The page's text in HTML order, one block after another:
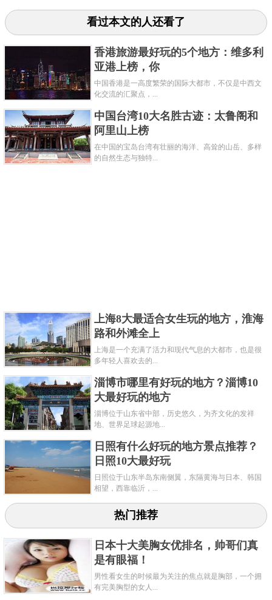
七月份的黄果树瀑布最为壮观，瀑布流量大，是7月国
内旅游最佳去处之一。在全国普遍高温的情况下，此
时的黄果树瀑布风景优美，壮观，天气凉爽，体会到
大自然的馈赠，使人神清气爽。
关键字：景点
共3页: 上一页
看过本文的人还看了
香港旅游最好玩的5个地方：维多利
亚港上榜，你
中国香港是一高度繁荣的国际大都市，不仅是中西文
化交流的汇聚点，...
中国台湾10大名胜古迹：太鲁阁和
阿里山上榜
在中国的宝岛台湾有壮丽的海洋、高耸的山岳、多样
的自然生态与独特...
上海8大最适合女生玩的地方，淮海
路和外滩全上
上海是一个充满了活力和现代气息的大都市，也是很
多年轻人喜欢去的...
淄博市哪里有好玩的地方？淄博10
大最好玩的地方
淄博位于山东省中部，历史悠久，为齐文化的发祥
地、世界足球起源地...
日照有什么好玩的地方景点推荐？
日照10大最好玩
日照位于山东半岛东南侧翼，东隔黄海与日本、韩国
相望，西靠临沂，...
热门推荐
日本十大美胸女优排名，帅哥们真
是有眼福！
男性看女生的时候最为关注的焦点就是胸部，一个拥
有完美胸型的女人...